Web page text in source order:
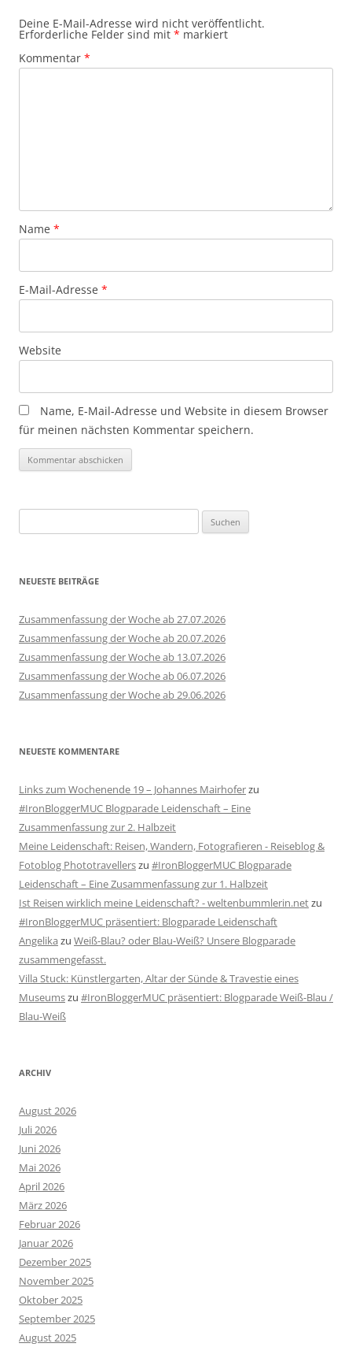
Deine E-Mail-Adresse wird nicht veröffentlicht.
Erforderliche Felder sind mit * markiert
Kommentar *
Name *
E-Mail-Adresse *
Website
Name, E-Mail-Adresse und Website in diesem Browser
für meinen nächsten Kommentar speichern.
nach:
NEUESTE BEITRÄGE
Zusammenfassung der Woche ab 27.07.2026
Zusammenfassung der Woche ab 20.07.2026
Zusammenfassung der Woche ab 13.07.2026
Zusammenfassung der Woche ab 06.07.2026
Zusammenfassung der Woche ab 29.06.2026
NEUESTE KOMMENTARE
Links zum Wochenende 19 – Johannes Mairhoferzu
#IronBloggerMUC Blogparade Leidenschaft – Eine
Zusammenfassung zur 2. Halbzeit
Meine Leidenschaft: Reisen, Wandern, Fotografieren - Reiseblog &
Fotoblog Phototravellerszu #IronBloggerMUC Blogparade
Leidenschaft – Eine Zusammenfassung zur 1. Halbzeit
Ist Reisen wirklich meine Leidenschaft? - weltenbummlerin.netzu
#IronBloggerMUC präsentiert: Blogparade Leidenschaft
Angelika zu Weiß-Blau? oder Blau-Weiß? Unsere Blogparade
zusammengefasst.
Villa Stuck: Künstlergarten, Altar der Sünde & Travestie eines
Museumszu #IronBloggerMUC präsentiert: Blogparade Weiß-Blau /
Blau-Weiß
ARCHIV
August 2026
Juli 2026
Juni 2026
Mai 2026
April 2026
März 2026
Februar 2026
Januar 2026
Dezember 2025
November 2025
Oktober 2025
September 2025
August 2025